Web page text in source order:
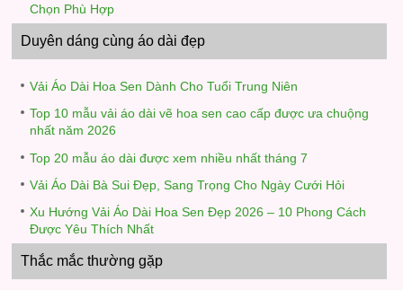
Chọn Phù Hợp
Duyên dáng cùng áo dài đẹp
Vải Áo Dài Hoa Sen Dành Cho Tuổi Trung Niên
Top 10 mẫu vải áo dài vẽ hoa sen cao cấp được ưa chuộng
nhất năm 2026
Top 20 mẫu áo dài được xem nhiều nhất tháng 7
Vải Áo Dài Bà Sui Đẹp, Sang Trọng Cho Ngày Cưới Hỏi
Xu Hướng Vải Áo Dài Hoa Sen Đẹp 2026 – 10 Phong Cách
Được Yêu Thích Nhất
Thắc mắc thường gặp